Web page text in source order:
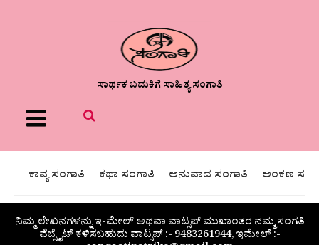
ಸಾರ್ಥಕ ಬದುಕಿಗೆ ಸಾಹಿತ್ಯ ಸಂಗಾತಿ
Menu
ಕಾವ್ಯ ಸಂಗಾತಿ ಕಥಾ ಸಂಗಾತಿ ಅನುವಾದ ಸಂಗಾತಿ ಅಂಕಣ
ನಿಮ್ಮ ಲೇಖನಗಳನ್ನು ಇ-ಮೇಲ್ ಅಥವಾ ವಾಟ್ಸಪ್ ಮುಖಾಂತರ ನಮ್ಮ ಸಂಗತಿ
ವೆಬ್ಸೈಟ್ ಕಳಿಸಬಹುದು ವಾಟ್ಸಪ್‌ :- 9483261944, ಇಮೇಲ್ :-